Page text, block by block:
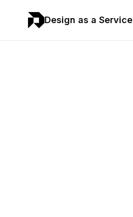
Design as a Service